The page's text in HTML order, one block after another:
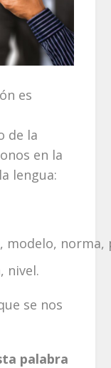
es
de la
en la
lengua:
modelo,
nivel.
se nos
palabra